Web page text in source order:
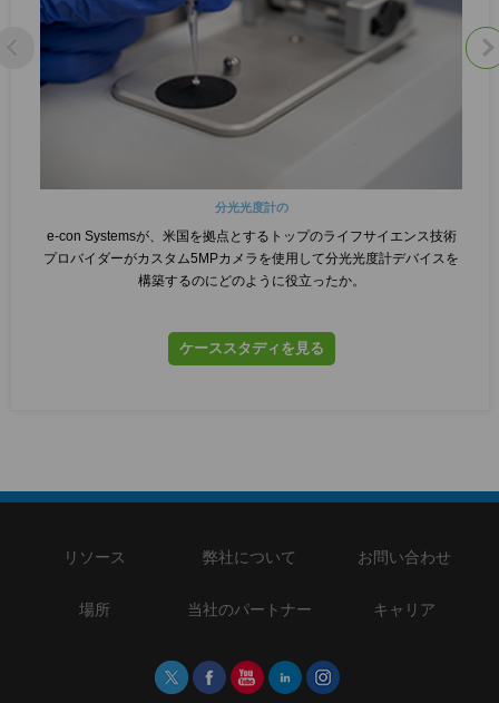
分光光度計の
e-con Systemsが、米国を拠点とするトップのライフサイエンス技術
プロバイダーがカスタム5MPカメラを使用して分光光度計デバイスを
構築するのにどのように役立ったか。
ケーススタディを見る
リソース 弊社について お問い合わせ
場所 当社のパートナー キャリア